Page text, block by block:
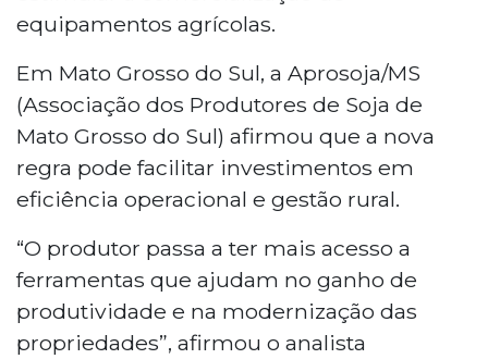
equipamentos agrícolas.
Em Mato Grosso do Sul, a Aprosoja/MS
(Associação dos Produtores de Soja de
Mato Grosso do Sul) afirmou que a nova
regra pode facilitar investimentos em
eficiência operacional e gestão rural.
“O produtor passa a ter mais acesso a
ferramentas que ajudam no ganho de
produtividade e na modernização das
propriedades”, afirmou o analista